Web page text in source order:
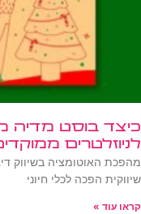
כיצד בוסט מדיה
לניוזלטרים
מהפכת האוטומציה בשיווק
שיווקית הפכה לכלי חיוני
קראו עוד »